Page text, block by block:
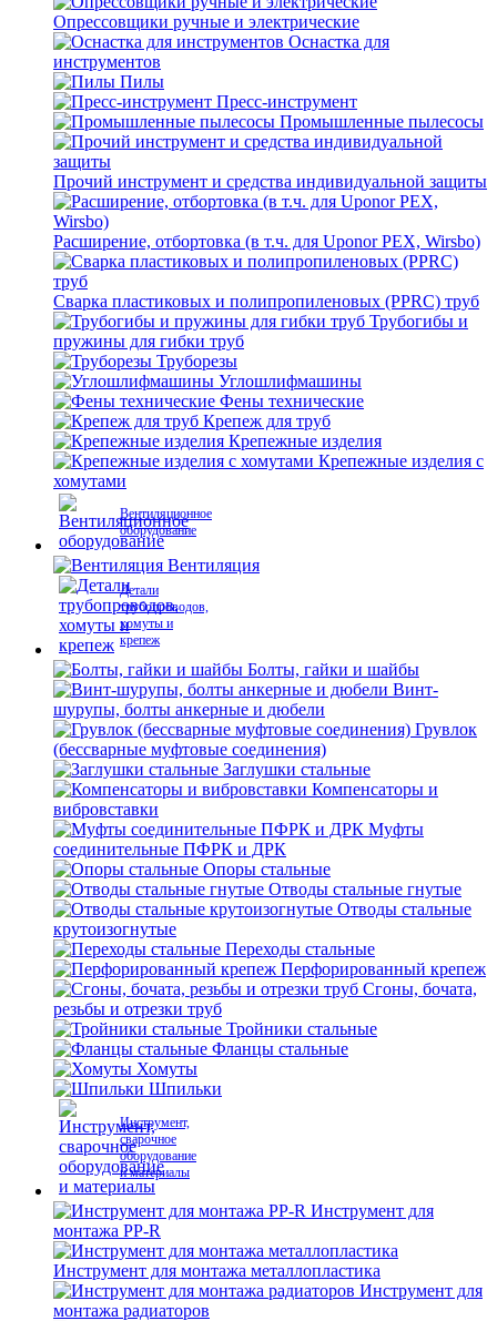
Опрессовщики ручные и электрические
Оснастка для
инструментов
Пилы
Пресс-инструмент
Промышленные пылесосы
Прочий инструмент и средства индивидуальной защиты
Расширение, отбортовка (в т.ч. для Uponor PEX, Wirsbo)
Сварка пластиковых и полипропиленовых (PPRC) труб
Трубогибы и
пружины для гибки труб
Труборезы
Углошлифмашины
Фены технические
Крепеж для труб
Крепежные изделия
Крепежные изделия с
хомутами
Вентиляционное
оборудование
Вентиляция
Детали
трубопроводов,
хомуты и
крепеж
Болты, гайки и шайбы
Винт-
шурупы, болты анкерные и дюбели
Грувлок
(бессварные муфтовые соединения)
Заглушки стальные
Компенсаторы и
вибровставки
Муфты
соединительные ПФРК и ДРК
Опоры стальные
Отводы стальные гнутые
Отводы стальные
крутоизогнутые
Переходы стальные
Перфорированный крепеж
Сгоны, бочата,
резьбы и отрезки труб
Тройники стальные
Фланцы стальные
Хомуты
Шпильки
Инструмент,
сварочное
оборудование
и материалы
Инструмент для
монтажа PP-R
Инструмент для монтажа металлопластика
Инструмент для
монтажа радиаторов